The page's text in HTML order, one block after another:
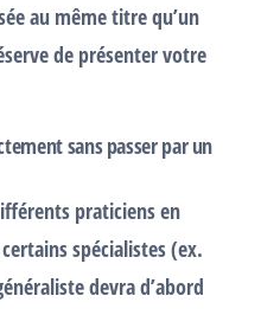
au même titre qu’un
de présenter votre
sans passer par un
praticiens en
spécialistes (ex.
devra d’abord